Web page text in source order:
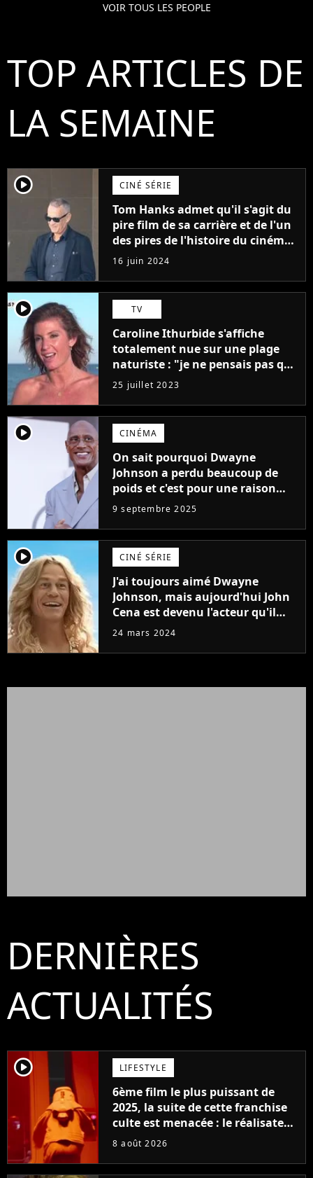
VOIR TOUS LES PEOPLE
TOP ARTICLES DE
LA SEMAINE
player2 CINÉ SÉRIE
Tom Hanks admet qu'il s'agit du
pire film de sa carrière et de l'un
des pires de l'histoire du cinéma :
"L'un des films les plus
médiocres jamais réalisés"
16 juin 2024
player2 TV
Caroline Ithurbide s'affiche
totalement nue sur une plage
naturiste : "je ne pensais pas que
j'arriverais à le faire..."
25 juillet 2023
player2 CINÉMA
On sait pourquoi Dwayne
Johnson a perdu beaucoup de
poids et c'est pour une raison
importante
9 septembre 2025
player2 CINÉ SÉRIE
J'ai toujours aimé Dwayne
Johnson, mais aujourd'hui John
Cena est devenu l'acteur qu'il
rêvait d'être (et Ricky Stanicky le
24 mars 2024
DERNIÈRES
ACTUALITÉS
player2 LIFESTYLE
6ème film le plus puissant de
2025, la suite de cette franchise
culte est menacée : le réalisateur
claque la porte pour "différends
8 août 2026